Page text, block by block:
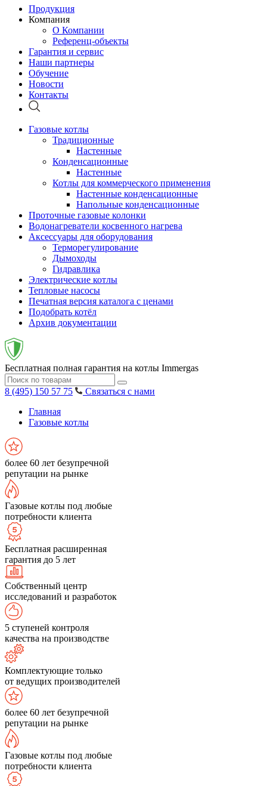
Продукция
Компания
О Компании
Референц-объекты
Гарантия и сервис
Наши партнеры
Обучение
Новости
Контакты
Газовые котлы
Традиционные
Настенные
Конденсационные
Настенные
Котлы для коммерческого применения
Настенные конденсационные
Напольные конденсационные
Проточные газовые колонки
Водонагреватели косвенного нагрева
Аксессуары для оборудования
Терморегулирование
Дымоходы
Гидравлика
Электрические котлы
Тепловые насосы
Печатная версия каталога с ценами
Подобрать котёл
Архив документации
Бесплатная полная гарантия на котлы Immergas
8 (495) 150 57 75
Связаться с нами
Главная
Газовые котлы
более 60 лет безупречной
репутации на рынке
Газовые котлы под любые
потребности клиента
Бесплатная расширенная
гарантия до 5 лет
Собственный центр
исследований и разработок
5 ступеней контроля
качества на производстве
Комплектующие только
от ведущих производителей
более 60 лет безупречной
репутации на рынке
Газовые котлы под любые
потребности клиента